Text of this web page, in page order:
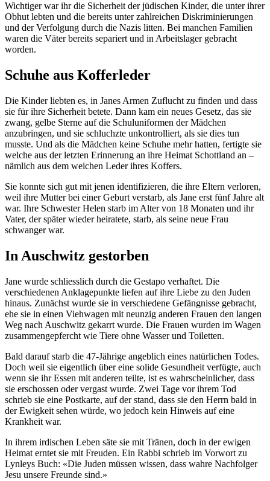
Wichtiger war ihr die Sicherheit der jüdischen Kinder, die unter ihrer
Obhut lebten und die bereits unter zahlreichen Diskriminierungen
und der Verfolgung durch die Nazis litten. Bei manchen Familien
waren die Väter bereits separiert und in Arbeitslager gebracht
worden.
Schuhe aus Kofferleder
Die Kinder liebten es, in Janes Armen Zuflucht zu finden und dass
sie für ihre Sicherheit betete. Dann kam ein neues Gesetz, das sie
zwang, gelbe Sterne auf die Schuluniformen der Mädchen
anzubringen, und sie schluchzte unkontrolliert, als sie dies tun
musste. Und als die Mädchen keine Schuhe mehr hatten, fertigte sie
welche aus der letzten Erinnerung an ihre Heimat Schottland an –
nämlich aus dem weichen Leder ihres Koffers.
Sie konnte sich gut mit jenen identifizieren, die ihre Eltern verloren,
weil ihre Mutter bei einer Geburt verstarb, als Jane erst fünf Jahre alt
war. Ihre Schwester Helen starb im Alter von 18 Monaten und ihr
Vater, der später wieder heiratete, starb, als seine neue Frau
schwanger war.
In Auschwitz gestorben
Jane wurde schliesslich durch die Gestapo verhaftet. Die
verschiedenen Anklagepunkte liefen auf ihre Liebe zu den Juden
hinaus. Zunächst wurde sie in verschiedene Gefängnisse gebracht,
ehe sie in einen Viehwagen mit neunzig anderen Frauen den langen
Weg nach Auschwitz gekarrt wurde. Die Frauen wurden im Wagen
zusammengepfercht wie Tiere ohne Wasser und Toiletten.
Bald darauf starb die 47-Jährige angeblich eines natürlichen Todes.
Doch weil sie eigentlich über eine solide Gesundheit verfügte, auch
wenn sie ihr Essen mit anderen teilte, ist es wahrscheinlicher, dass
sie erschossen oder vergast wurde. Zwei Tage vor ihrem Tod
schrieb sie eine Postkarte, auf der stand, dass sie den Herrn bald in
der Ewigkeit sehen würde, wo jedoch kein Hinweis auf eine
Krankheit war.
In ihrem irdischen Leben säte sie mit Tränen, doch in der ewigen
Heimat erntet sie mit Freuden. Ein Rabbi schrieb im Vorwort zu
Lynleys Buch: «Die Juden müssen wissen, dass wahre Nachfolger
Jesu unsere Freunde sind.»